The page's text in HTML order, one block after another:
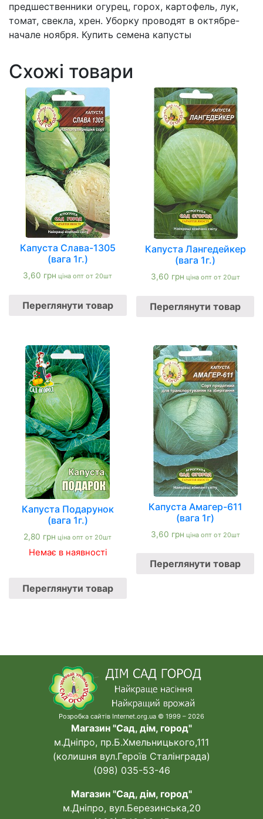
предшественники огурец, горох, картофель, лук,
томат, свекла, хрен. Уборку проводят в октябре-
начале ноября. Купить семена капусты
Схожі товари
Капуста Слава-1305
(вага 1г.)
3,60 грн ціна опт от 20шт
Переглянути товар
Капуста Лангедейкер
(вага 1г.)
3,60 грн ціна опт от 20шт
Переглянути товар
Капуста Подарунок
(вага 1г.)
2,80 грн ціна опт от 20шт
Немає в наявності
Переглянути товар
Капуста Амагер-611
(вага 1г)
3,60 грн ціна опт от 20шт
Переглянути товар
Розробка сайтів Internet.org.ua © 1999 – 2026
Магазин "Сад, дім, город"
м.Дніпро, пр.Б.Хмельницького,111
(колишня вул.Героїв Сталінграда)
(098) 035-53-46
Магазин "Сад, дім, город"
м.Дніпро, вул.Березинська,20